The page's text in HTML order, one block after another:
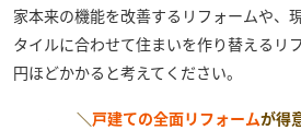
家本来の機能を改善するリフォームや、
タイルに合わせて住まいを作り替えるリ
円ほどかかると考えてください。
＼戸建ての全面リフォームが得